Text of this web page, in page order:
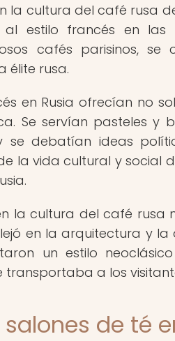
la cultura del café rusa
estilo francés en las
cafés parisinos, se
élite rusa.
en Rusia ofrecían no
Se servían pasteles y
se debatían ideas
la vida cultural y social
la cultura del café
en la arquitectura y
un estilo
a los
de té